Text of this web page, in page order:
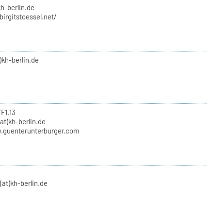
berlin.de
berlin.de
berlin.de
berlin.de